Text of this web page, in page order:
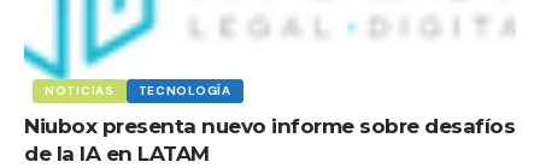
NOTICIAS TECNOLOGÍA
Niubox presenta nuevo informe sobre desafíos
de la IA en LATAM